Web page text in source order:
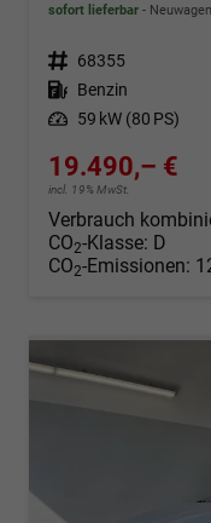
sofort lieferbar Neuwagen
Fahrzeugnr. 68355
Kraftstoff Benzin
Leistung 59 kW (80 PS)
19.490,– €
incl. 19% MwSt.
Verbrauch
CO2-Klasse: D
CO2-Emissionen: